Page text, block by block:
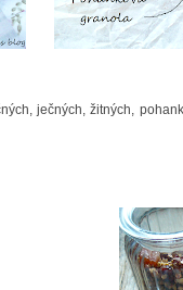
ječných, žitných,